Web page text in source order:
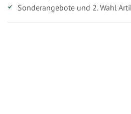
Sonderangebote und 2. Wahl